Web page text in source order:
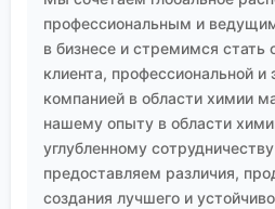
профессиональным и
в бизнесе и стремимся стать
клиента, профессиональной и
компанией в области химии
нашему опыту в области
углубленному
предоставляем различия,
создания лучшего и